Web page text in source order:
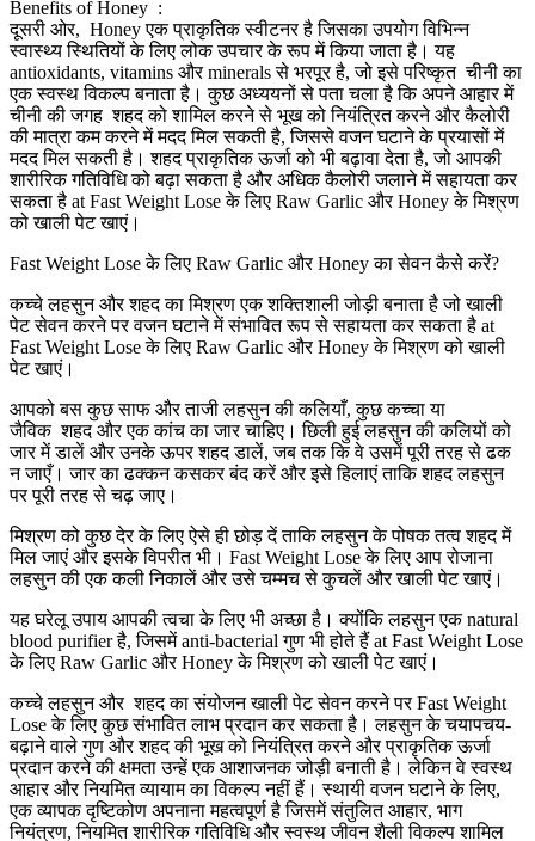
Benefits of Honey :
दूसरी ओर, Honey एक प्राकृतिक स्वीटनर है जिसका उपयोग विभिन्न
स्वास्थ्य स्थितियों के लिए लोक उपचार के रूप में किया जाता है। यह
antioxidants, vitamins और minerals से भरपूर है, जो इसे परिष्कृत चीनी का
एक स्वस्थ विकल्प बनाता है। कुछ अध्ययनों से पता चला है कि अपने आहार में
चीनी की जगह शहद को शामिल करने से भूख को नियंत्रित करने और कैलोरी
की मात्रा कम करने में मदद मिल सकती है, जिससे वजन घटाने के प्रयासों में
मदद मिल सकती है। शहद प्राकृतिक ऊर्जा को भी बढ़ावा देता है, जो आपकी
शारीरिक गतिविधि को बढ़ा सकता है और अधिक कैलोरी जलाने में सहायता कर
सकता है at Fast Weight Lose के लिए Raw Garlic और Honey के मिश्रण
को खाली पेट खाएं।
Fast Weight Lose के लिए Raw Garlic और Honey का सेवन कैसे करें?
कच्चे लहसुन और शहद का मिश्रण एक शक्तिशाली जोड़ी बनाता है जो खाली
पेट सेवन करने पर वजन घटाने में संभावित रूप से सहायता कर सकता है at
Fast Weight Lose के लिए Raw Garlic और Honey के मिश्रण को खाली
पेट खाएं।
आपको बस कुछ साफ और ताजी लहसुन की कलियाँ, कुछ कच्चा या
जैविक शहद और एक कांच का जार चाहिए। छिली हुई लहसुन की कलियों को
जार में डालें और उनके ऊपर शहद डालें, जब तक कि वे उसमें पूरी तरह से ढक
न जाएँ। जार का ढक्कन कसकर बंद करें और इसे हिलाएं ताकि शहद लहसुन
पर पूरी तरह से चढ़ जाए।
मिश्रण को कुछ देर के लिए ऐसे ही छोड़ दें ताकि लहसुन के पोषक तत्व शहद में
मिल जाएं और इसके विपरीत भी। Fast Weight Lose के लिए आप रोजाना
लहसुन की एक कली निकालें और उसे चम्मच से कुचलें और खाली पेट खाएं।
यह घरेलू उपाय आपकी त्वचा के लिए भी अच्छा है। क्योंकि लहसुन एक natural
blood purifier है, जिसमें anti-bacterial गुण भी होते हैं at Fast Weight Lose
के लिए Raw Garlic और Honey के मिश्रण को खाली पेट खाएं।
कच्चे लहसुन और शहद का संयोजन खाली पेट सेवन करने पर Fast Weight
Lose के लिए कुछ संभावित लाभ प्रदान कर सकता है। लहसुन के चयापचय-
बढ़ाने वाले गुण और शहद की भूख को नियंत्रित करने और प्राकृतिक ऊर्जा
प्रदान करने की क्षमता उन्हें एक आशाजनक जोड़ी बनाती है। लेकिन वे स्वस्थ
आहार और नियमित व्यायाम का विकल्प नहीं हैं। स्थायी वजन घटाने के लिए,
एक व्यापक दृष्टिकोण अपनाना महत्वपूर्ण है जिसमें संतुलित आहार, भाग
नियंत्रण, नियमित शारीरिक गतिविधि और स्वस्थ जीवन शैली विकल्प शामिल